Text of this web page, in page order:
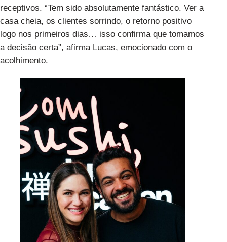
receptivos. “Tem sido absolutamente fantástico. Ver a
casa cheia, os clientes sorrindo, o retorno positivo
logo nos primeiros dias… isso confirma que tomamos
a decisão certa”, afirma Lucas, emocionado com o
acolhimento.